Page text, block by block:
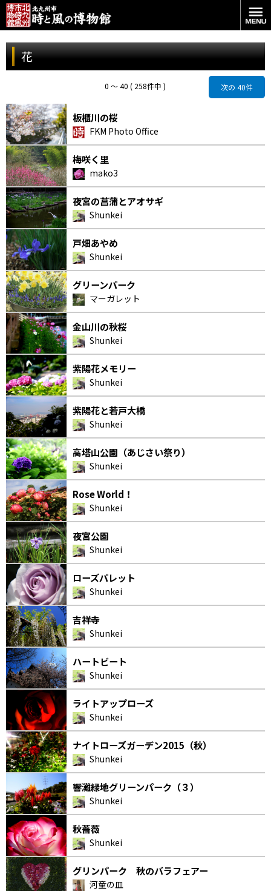
花
0 〜 40 ( 258件中 ) 次の 40件
板櫃川の桜
FKM Photo Office
梅咲く里
mako3
夜宮の菖蒲とアオサギ
Shunkei
戸畑あやめ
Shunkei
グリーンパーク
マーガレット
金山川の秋桜
Shunkei
紫陽花メモリー
Shunkei
紫陽花と若戸大橋
Shunkei
高塔山公園（あじさい祭り）
Shunkei
Rose World！
Shunkei
夜宮公園
Shunkei
ローズパレット
Shunkei
吉祥寺
Shunkei
ハートビート
Shunkei
ライトアップローズ
Shunkei
ナイトローズガーデン2015（秋）
Shunkei
響灘緑地グリーンパーク（３）
Shunkei
秋薔薇
Shunkei
グリンパーク 秋のバラフェアー
河童の皿